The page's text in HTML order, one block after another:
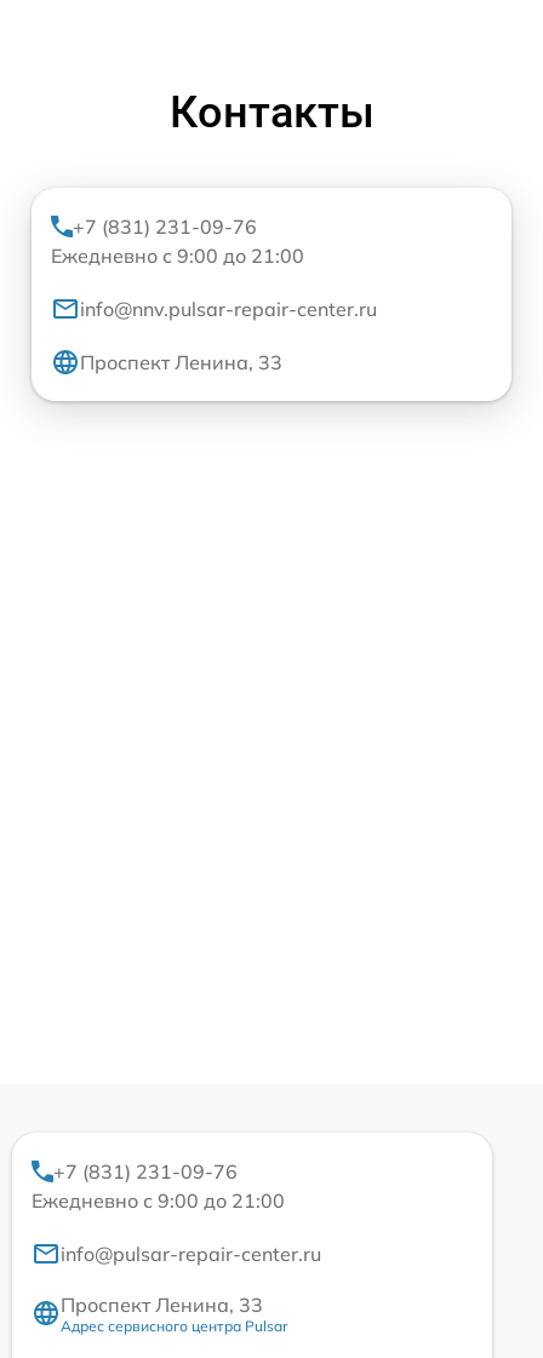
Контакты
+7 (831) 231-09-76
Ежедневно с 9:00 до 21:00
info@nnv.pulsar-repair-center.ru
Проспект Ленина, 33
+7 (831) 231-09-76
Ежедневно с 9:00 до 21:00
info@pulsar-repair-center.ru
Проспект Ленина, 33
Адрес сервисного центра Pulsar